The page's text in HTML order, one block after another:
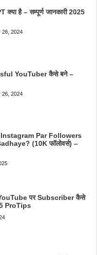
क्या है – सम्पूर्ण जानकारी 2025
26, 2024
YouTuber कैसे बने –
26, 2024
Par Followers
(10K फॉलोवर्स) –
पर Subscriber कैसे
ProTips